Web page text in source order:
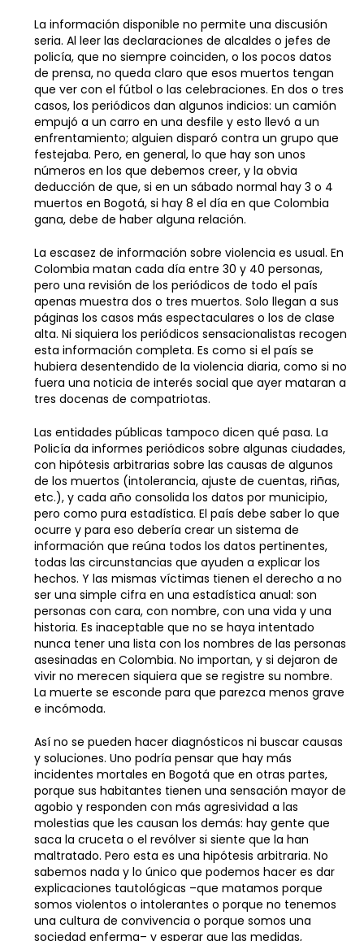
La información disponible no permite una discusión
seria. Al leer las declaraciones de alcaldes o jefes de
policía, que no siempre coinciden, o los pocos datos
de prensa, no queda claro que esos muertos tengan
que ver con el fútbol o las celebraciones. En dos o tres
casos, los periódicos dan algunos indicios: un camión
empujó a un carro en una desfile y esto llevó a un
enfrentamiento; alguien disparó contra un grupo que
festejaba. Pero, en general, lo que hay son unos
números en los que debemos creer, y la obvia
deducción de que, si en un sábado normal hay 3 o 4
muertos en Bogotá, si hay 8 el día en que Colombia
gana, debe de haber alguna relación.
La escasez de información sobre violencia es usual. En
Colombia matan cada día entre 30 y 40 personas,
pero una revisión de los periódicos de todo el país
apenas muestra dos o tres muertos. Solo llegan a sus
páginas los casos más espectaculares o los de clase
alta. Ni siquiera los periódicos sensacionalistas recogen
esta información completa. Es como si el país se
hubiera desentendido de la violencia diaria, como si no
fuera una noticia de interés social que ayer mataran a
tres docenas de compatriotas.
Las entidades públicas tampoco dicen qué pasa. La
Policía da informes periódicos sobre algunas ciudades,
con hipótesis arbitrarias sobre las causas de algunos
de los muertos (intolerancia, ajuste de cuentas, riñas,
etc.), y cada año consolida los datos por municipio,
pero como pura estadística. El país debe saber lo que
ocurre y para eso debería crear un sistema de
información que reúna todos los datos pertinentes,
todas las circunstancias que ayuden a explicar los
hechos. Y las mismas víctimas tienen el derecho a no
ser una simple cifra en una estadística anual: son
personas con cara, con nombre, con una vida y una
historia. Es inaceptable que no se haya intentado
nunca tener una lista con los nombres de las personas
asesinadas en Colombia. No importan, y si dejaron de
vivir no merecen siquiera que se registre su nombre.
La muerte se esconde para que parezca menos grave
e incómoda.
Así no se pueden hacer diagnósticos ni buscar causas
y soluciones. Uno podría pensar que hay más
incidentes mortales en Bogotá que en otras partes,
porque sus habitantes tienen una sensación mayor de
agobio y responden con más agresividad a las
molestias que les causan los demás: hay gente que
saca la cruceta o el revólver si siente que la han
maltratado. Pero esta es una hipótesis arbitraria. No
sabemos nada y lo único que podemos hacer es dar
explicaciones tautológicas –que matamos porque
somos violentos o intolerantes o porque no tenemos
una cultura de convivencia o porque somos una
sociedad enferma– y esperar que las medidas,